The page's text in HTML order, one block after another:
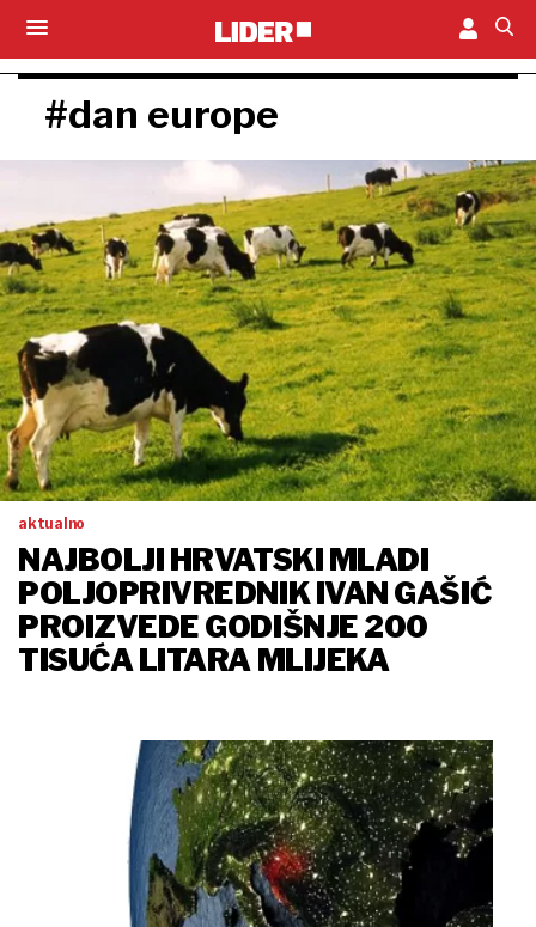
#dan europe
aktualno
NAJBOLJI HRVATSKI MLADI
POLJOPRIVREDNIK IVAN GAŠIĆ
PROIZVEDE GODIŠNJE 200
TISUĆA LITARA MLIJEKA